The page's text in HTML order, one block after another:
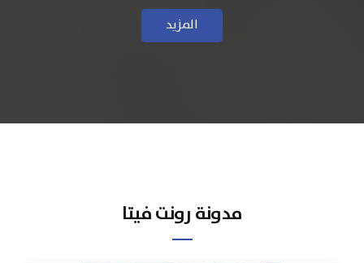
المزيد
مدونة رونت فيتا